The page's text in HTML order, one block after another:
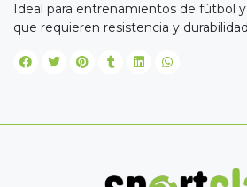
Ideal para entrenamientos de fútbol
que requieren resistencia y